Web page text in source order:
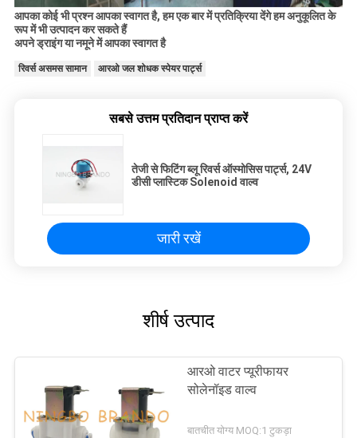
आपका कोई भी प्रश्न आपका स्वागत है, हम एक बार में प्रतिक्रिया देंगेहम अनुकूलित के
रूप में भी उत्पादन कर सकते हैं
अपने ड्राइंग या नमूने में आपका स्वागत है
रिवर्स असमस सामान आरओ जल शोधक स्पेयर पार्ट्स
सबसे उत्तम प्रतिदान प्राप्त करें
तेजी से फिटिंग ब्लू रिवर्स ऑस्मोसिस पार्ट्स, 24V
डीसी प्लास्टिक Solenoid वाल्व
जारी रखें
शीर्ष उत्पाद
आरओ वाटर प्यूरीफायर
सोलेनॉइड वाल्व
बातचीत योग्य MOQ:1 टुकड़ा